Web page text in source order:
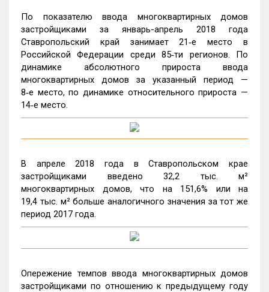
По показателю ввода многоквартирных домов
застройщиками за январь-апрель 2018 года
Ставропольский край занимает 21‑е место в
Российской Федерации среди 85‑ти регионов. По
динамике абсолютного прироста ввода
многоквартирных домов за указанный период —
8‑е место, по динамике относительного прироста —
14‑е место.
В апреле 2018 года в Ставропольском крае
застройщиками введено 32,2 тыс. м²
многоквартирных домов, что на 151,6% или на
19,4 тыс. м² больше аналогичного значения за тот же
период 2017 года.
Опережение темпов ввода многоквартирных домов
застройщиками по отношению к предыдущему году